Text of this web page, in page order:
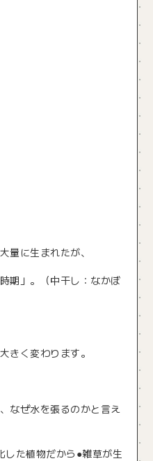
量に生まれたが、
期」。（中干し：なかぼ
きく変わります。
なぜ水を張るのかと言え
した植物だから●雑草が生